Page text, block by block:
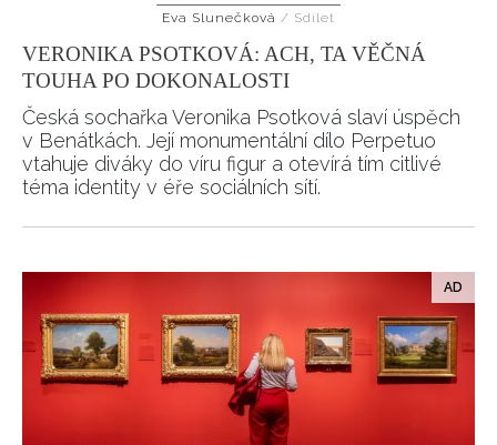
Eva Slunečková / Sdílet
VERONIKA PSOTKOVÁ: ACH, TA VĚČNÁ
TOUHA PO DOKONALOSTI
Česká sochařka Veronika Psotková slaví úspěch
v Benátkách. Její monumentální dílo Perpetuo
vtahuje diváky do víru figur a otevírá tím citlivé
téma identity v éře sociálních sítí.